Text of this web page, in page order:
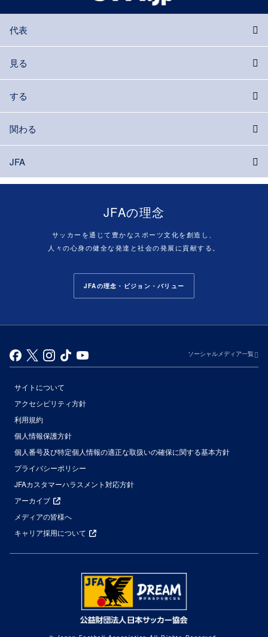
代表
見る
する
関わる
JFA
JFAの理念
サッカーを通じて豊かなスポーツ文化を創造し、
人々の心身の健全な発達と社会の発展に貢献する。
JFAの理念・ビジョン・バリュー
ソーシャルメディア一覧
サイトについて
アクセシビリティ方針
利用規約
個人情報保護方針
個人番号及び特定個人情報の適正な取扱いの確保に関する基本方針
プライバシーポリシー
JFAカスタマーハラスメント対応方針
アーカイブ
メディアの皆様へ
キャリア採用について